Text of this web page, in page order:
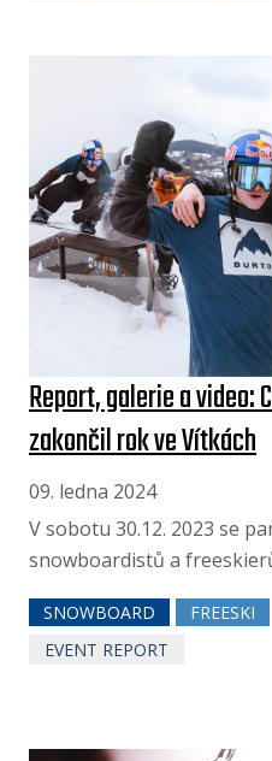
Report, galerie a video:
zakončil rok ve Vítkách
09. ledna 2024
V sobotu 30.12. 2023 se
snowboardistů a
SNOWBOARD FREESKI
EVENT REPORT